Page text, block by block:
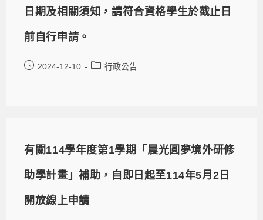
日期及相關須知，請符合資格學生於截止日
前自行申請。
2024-12-10 行政公告
有關114學年度第1學期「晨光圓夢境外研修
助學計畫」補助，自即日起至114年5月2日
開放線上申請